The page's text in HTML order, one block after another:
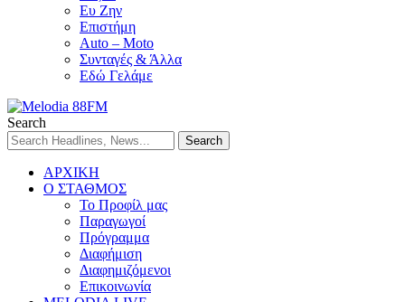
Ευ Ζην
Επιστήμη
Auto – Moto
Συνταγές & Άλλα
Εδώ Γελάμε
Search
ΑΡΧΙΚΗ
Ο ΣΤΑΘΜΟΣ
Το Προφίλ μας
Παραγωγοί
Πρόγραμμα
Διαφήμιση
Διαφημιζόμενοι
Επικοινωνία